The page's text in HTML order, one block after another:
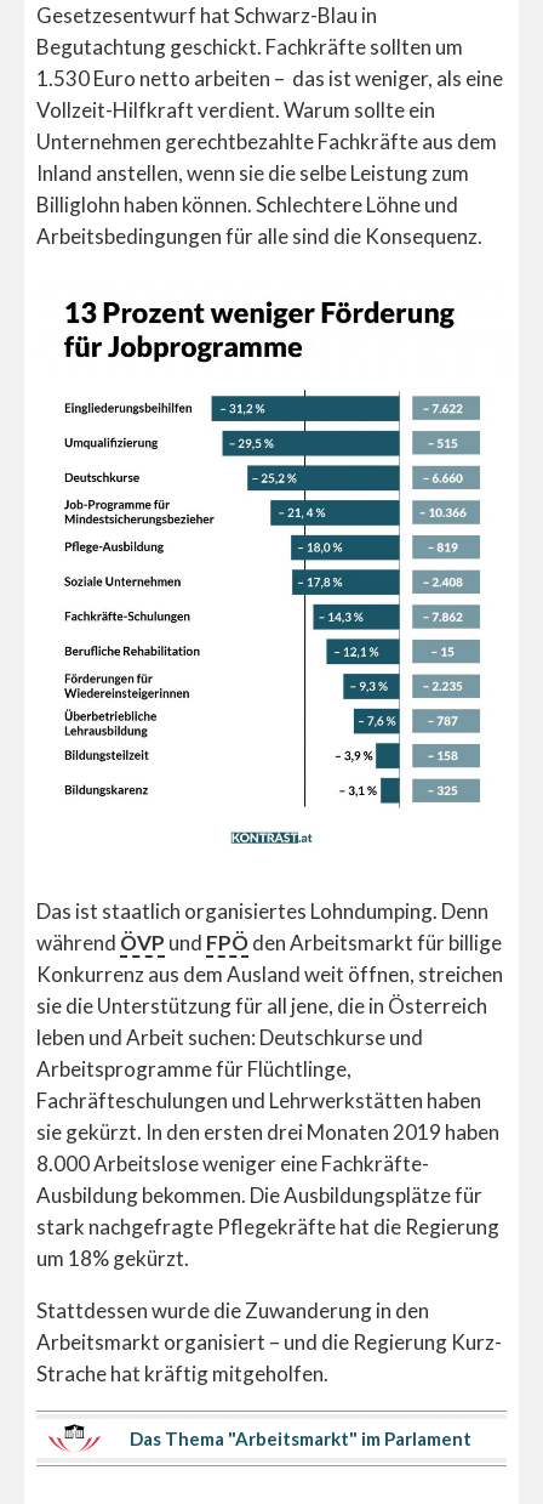
Gesetzesentwurf hat Schwarz-Blau in
Begutachtung geschickt. Fachkräfte sollten um
1.530 Euro netto arbeiten – das ist weniger, als eine
Vollzeit-Hilfkraft verdient. Warum sollte ein
Unternehmen gerechtbezahlte Fachkräfte aus dem
Inland anstellen, wenn sie die selbe Leistung zum
Billiglohn haben können. Schlechtere Löhne und
Arbeitsbedingungen für alle sind die Konsequenz.
Das ist staatlich organisiertes Lohndumping. Denn
während ÖVP und FPÖden Arbeitsmarkt für billige
Konkurrenz aus dem Ausland weit öffnen, streichen
sie die Unterstützung für all jene, die in Österreich
leben und Arbeit suchen: Deutschkurse und
Arbeitsprogramme für Flüchtlinge,
Fachräfteschulungen und Lehrwerkstätten haben
sie gekürzt. In den ersten drei Monaten 2019 haben
8.000 Arbeitslose weniger eine Fachkräfte-
Ausbildung bekommen. Die Ausbildungsplätze für
stark nachgefragte Pflegekräfte hat die Regierung
um 18% gekürzt.
Stattdessen wurde die Zuwanderung in den
Arbeitsmarkt organisiert – und die Regierung Kurz-
Strache hat kräftig mitgeholfen.
Das Thema "Arbeitsmarkt" im Parlament